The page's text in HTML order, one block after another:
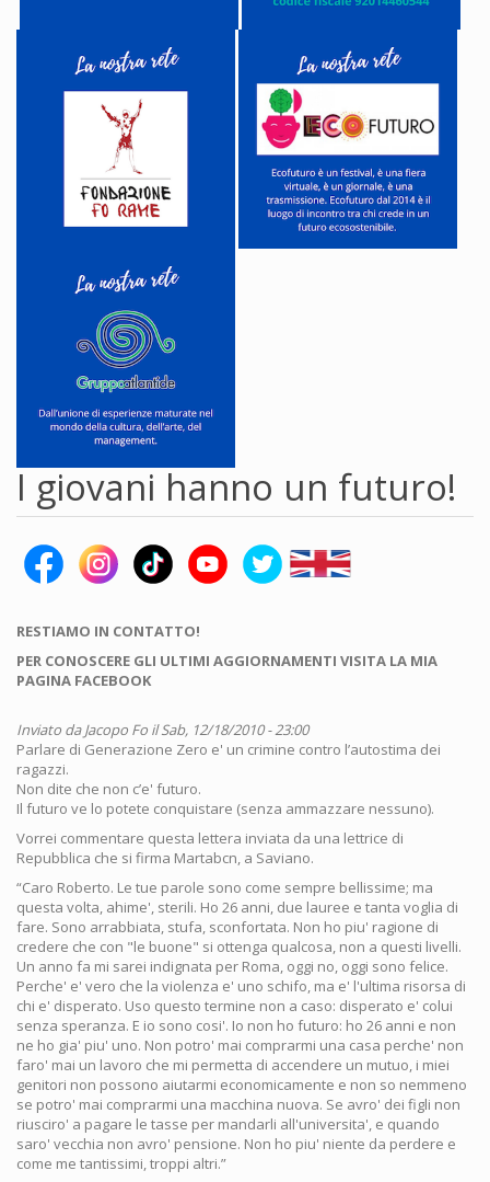
I giovani hanno un futuro!
RESTIAMO IN CONTATTO!
PER CONOSCERE GLI ULTIMI AGGIORNAMENTI VISITA LA MIA
PAGINA FACEBOOK
Inviato daJacopo Fo il Sab, 12/18/2010 - 23:00
Parlare di Generazione Zero e' un crimine contro l’autostima dei
ragazzi.
Non dite che non c’e' futuro.
Il futuro ve lo potete conquistare (senza ammazzare nessuno).
Vorrei commentare questa lettera inviata da una lettrice di
Repubblica che si firma Martabcn, a Saviano.
“Caro Roberto. Le tue parole sono come sempre bellissime; ma
questa volta, ahime', sterili. Ho 26 anni, due lauree e tanta voglia di
fare. Sono arrabbiata, stufa, sconfortata. Non ho piu' ragione di
credere che con "le buone" si ottenga qualcosa, non a questi livelli.
Un anno fa mi sarei indignata per Roma, oggi no, oggi sono felice.
Perche' e' vero che la violenza e' uno schifo, ma e' l'ultima risorsa di
chi e' disperato. Uso questo termine non a caso: disperato e' colui
senza speranza. E io sono cosi'. Io non ho futuro: ho 26 anni e non
ne ho gia' piu' uno. Non potro' mai comprarmi una casa perche' non
faro' mai un lavoro che mi permetta di accendere un mutuo, i miei
genitori non possono aiutarmi economicamente e non so nemmeno
se potro' mai comprarmi una macchina nuova. Se avro' dei figli non
riusciro' a pagare le tasse per mandarli all'universita', e quando
saro' vecchia non avro' pensione. Non ho piu' niente da perdere e
come me tantissimi, troppi altri.”